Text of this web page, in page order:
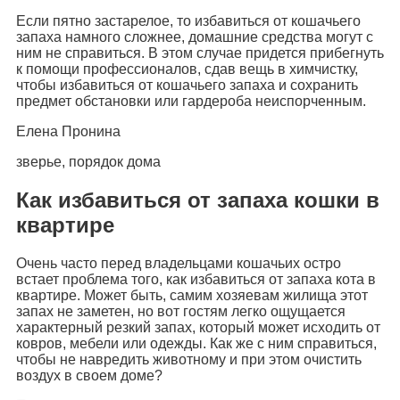
Если пятно застарелое, то избавиться от кошачьего
запаха намного сложнее, домашние средства могут с
ним не справиться. В этом случае придется прибегнуть
к помощи профессионалов, сдав вещь в химчистку,
чтобы избавиться от кошачьего запаха и сохранить
предмет обстановки или гардероба неиспорченным.
Елена Пронина
зверье, порядок дома
Как избавиться от запаха кошки в
квартире
Очень часто перед владельцами кошачьих остро
встает проблема того, как избавиться от запаха кота в
квартире. Может быть, самим хозяевам жилища этот
запах не заметен, но вот гостям легко ощущается
характерный резкий запах, который может исходить от
ковров, мебели или одежды. Как же с ним справиться,
чтобы не навредить животному и при этом очистить
воздух в своем доме?